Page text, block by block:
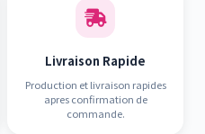
Livraison Rapide
Production et livraison rapides
apres confirmation de
commande.